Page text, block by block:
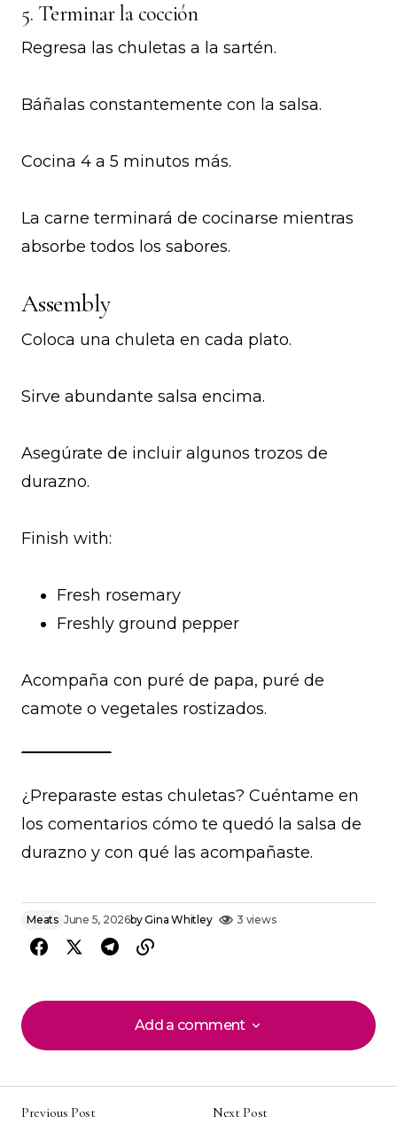
5. Terminar la cocción
Regresa las chuletas a la sartén.
Báñalas constantemente con la salsa.
Cocina 4 a 5 minutos más.
La carne terminará de cocinarse mientras
absorbe todos los sabores.
Assembly
Coloca una chuleta en cada plato.
Sirve abundante salsa encima.
Asegúrate de incluir algunos trozos de
durazno.
Finish with:
Fresh rosemary
Freshly ground pepper
Acompaña con puré de papa, puré de
camote o vegetales rostizados.
¿Preparaste estas chuletas? Cuéntame en
los comentarios cómo te quedó la salsa de
durazno y con qué las acompañaste.
Meats June 5, 2026byGina Whitley 3 views
Add a comment
Add a comment
Previous Post Next Post